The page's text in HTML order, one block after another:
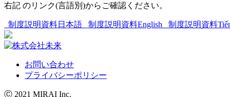
右記 のリンク(言語別)からご確認ください。
制度説明資料日本語 制度説明資料English 制度説明資料
お問い合わせ
プライバシーポリシー
Ⓒ 2021 MIRAI Inc.